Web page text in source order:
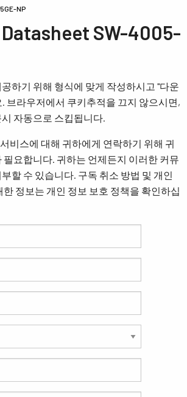
NP
SW-4005-
하기 위해 형식에 맞게 작성하시고 "다운
브라우저에서 쿠키추적을 끄지 않으시면,
자동으로 스킵됩니다.
비스에 대해 귀하에게 연락하기 위해 귀
필요합니다. 귀하는 언제든지 이러한 커뮤
할 수 있습니다. 구독 취소 방법 및 개인
정보는 개인 정보 보호 정책을 확인하십